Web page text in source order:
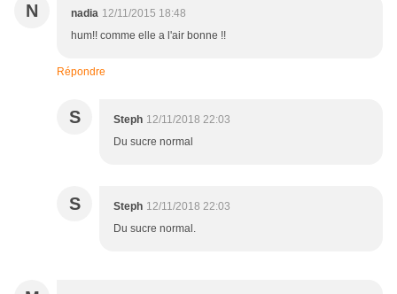
N nadia 12/11/2015 18:48
hum!! comme elle a l'air bonne !!
Répondre
S Steph 12/11/2018 22:03
Du sucre normal
S Steph 12/11/2018 22:03
Du sucre normal.